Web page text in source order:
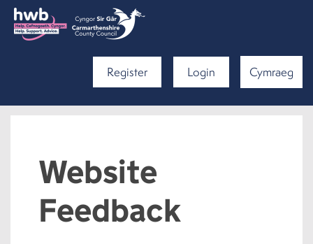
Register Login Cymraeg